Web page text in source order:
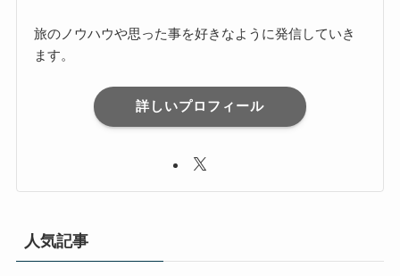
旅のノウハウや思った事を好きなように発信していき
ます。
詳しいプロフィール
人気記事